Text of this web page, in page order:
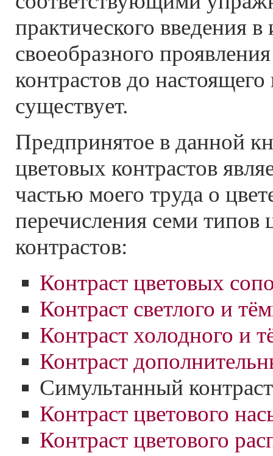
практического введения в
своеобразного
контрастов до
существует.
Предпринятое в данной
цветовых контрастов
частью моего труда о
перечисления семи типов
контрастов:
Контраст цветовых
Контраст светлого и
Контраст холодного и
Контраст
Симультанный контраст
Контраст цветового
Контраст цветового